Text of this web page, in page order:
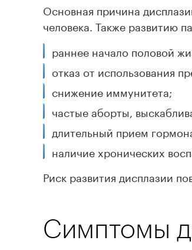
Основная причина
человека. Также развитию
раннее начало половой
отказ от использования
снижение иммунитета;
частые аборты,
длительный прием
наличие хронических
Риск развития дисплазии
Симптомы